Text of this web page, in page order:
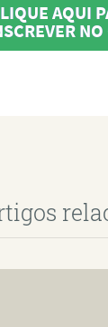
AQUI